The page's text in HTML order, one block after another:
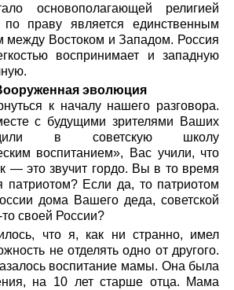
основополагающей религией
по праву является единственным
между Востоком и Западом. Россия
воспринимает и западную
эволюция
к началу нашего разговора.
с будущими зрителями Ваших
в советскую школу
воспитанием», Вас учили, что
— это звучит гордо. Вы в то время
патриотом? Если да, то патриотом
дома Вашего деда, советской
своей России?
что я, как ни странно, имел
не отделять одно от другого.
воспитание мамы. Она была
на 10 лет старше отца. Мама